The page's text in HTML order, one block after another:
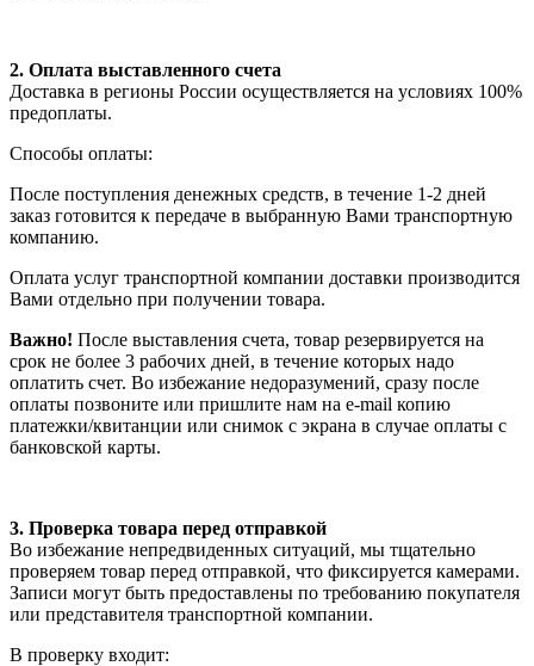
2. Оплата выставленного счета
Доставка в регионы России осуществляется на условиях 100%
предоплаты.
Способы оплаты:
После поступления денежных средств, в течение 1-2 дней
заказ готовится к передаче в выбранную Вами транспортную
компанию.
Оплата услуг транспортной компании доставки производится
Вами отдельно при получении товара.
Важно! После выставления счета, товар резервируется на
срок не более 3 рабочих дней, в течение которых надо
оплатить счет. Во избежание недоразумений, сразу после
оплаты позвоните или пришлите нам на e-mail копию
платежки/квитанции или снимок с экрана в случае оплаты с
банковской карты.
3. Проверка товара перед отправкой
Во избежание непредвиденных ситуаций, мы тщательно
проверяем товар перед отправкой, что фиксируется камерами.
Записи могут быть предоставлены по требованию покупателя
или представителя транспортной компании.
В проверку входит: